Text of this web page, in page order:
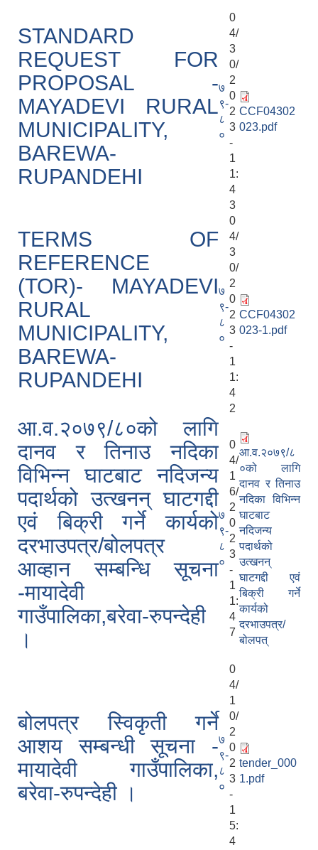
STANDARD
REQUEST FOR
PROPOSAL -
MAYADEVI RURAL
MUNICIPALITY,
BAREWA-
RUPANDEHI
७
९-
८
०
0
4/
3
0/
2
0
2
3
-
1
1:
4
3
CCF04302
023.pdf
TERMS OF
REFERENCE
(TOR)- MAYADEVI
RURAL
MUNICIPALITY,
BAREWA-
RUPANDEHI
७
९-
८
०
0
4/
3
0/
2
0
2
3
-
1
1:
4
2
CCF04302
023-1.pdf
आ.व.२०७९/८०को लागि
दानव र तिनाउ नदिका
विभिन्न घाटबाट नदिजन्य
पदार्थको उत्खनन् घाटगद्दी
एवं बिक्री गर्ने कार्यको
दरभाउपत्र/बोलपत्र
आव्हान सम्बन्धि सूचना
-मायादेवी
गाउँपालिका,बरेवा-रुपन्देही
।
७
९-
८
०
0
4/
1
6/
2
0
2
3
-
1
1:
4
7
आ.व.२०७९/८
०को लागि
दानव र तिनाउ
नदिका विभिन्न
घाटबाट
नदिजन्य
पदार्थको
उत्खनन्
घाटगद्दी एवं
बिक्री गर्ने
कार्यको
दरभाउपत्र/
बोलपत्
बोलपत्र स्विकृती गर्ने
आशय सम्बन्धी सूचना -
मायादेवी गाउँपालिका,
बरेवा-रुपन्देही ।
७
९-
८
०
0
4/
1
0/
2
0
2
3
-
1
5:
4
tender_000
1.pdf